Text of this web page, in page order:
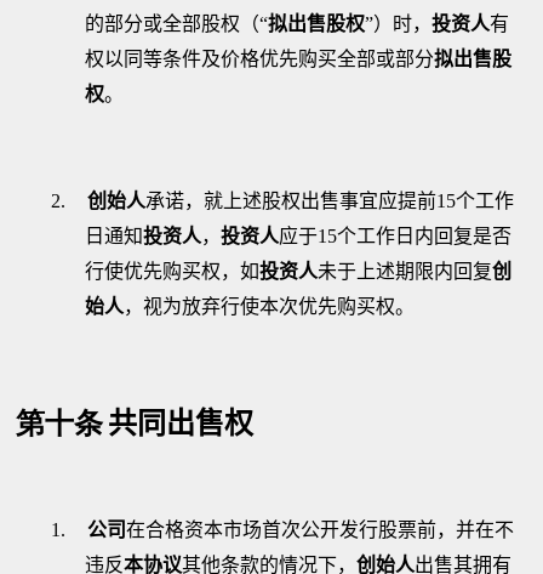
的部分或全部股权（“拟出售股权”）时，投资人有
权以同等条件及价格优先购买全部或部分拟出售股
权。
2. 创始人承诺，就上述股权出售事宜应提前15个工作
日通知投资人，投资人应于15个工作日内回复是否
行使优先购买权，如投资人未于上述期限内回复创
始人，视为放弃行使本次优先购买权。
第十条共同出售权
1. 公司在合格资本市场首次公开发行股票前，并在不
违反本协议其他条款的情况下，创始人出售其拥有